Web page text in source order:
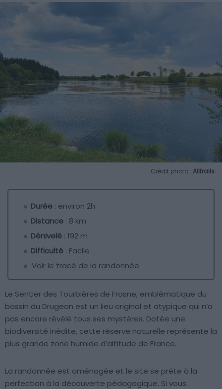
Crédit photo : Alltrails
Durée : environ 2h
Distance : 8 km
Dénivelé : 192 m
Difficulté : Facile
Voir le tracé de la randonnée
Le Sentier des Tourbières de Frasne, emblématique du
bassin du Drugeon est un lieu original et atypique qui n’a
pas encore révélé tous ses mystères. Dotée une
biodiversité inédite, cette réserve naturelle représente la
plus grande zone humide d’altitude de France.
La randonnée est aménagée et le site se prête à la
perfection à la découverte pédagogique. Si vous